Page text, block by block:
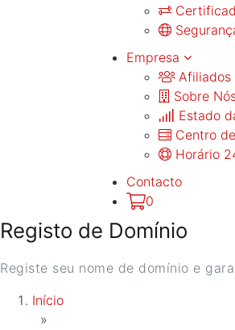
Empresa
Afiliados
Sobre
Estado
Centro
Horário
Contacto
0
Registo de Domínio
Registe seu nome de domínio e
Início
»